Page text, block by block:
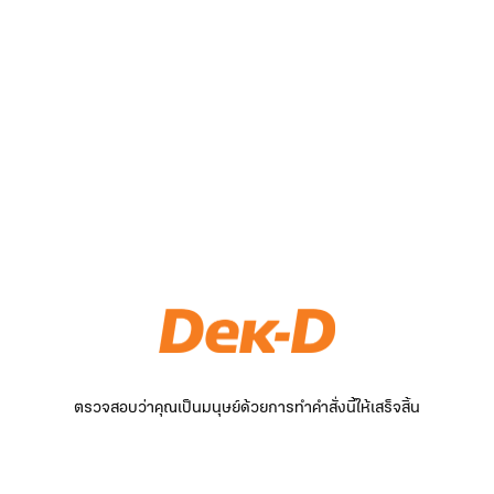
ตรวจสอบว่าคุณเป็นมนุษย์ด้วยการทำคำสั่งนี้ให้เสร็จสิ้น